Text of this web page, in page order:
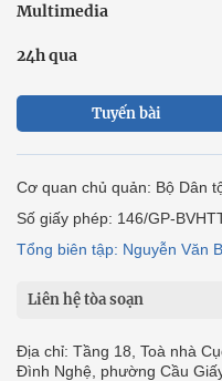
Multimedia
24h qua
Tuyến bài
Cơ quan chủ quản: Bộ Dân
Số giấy phép: 146/GP-
Tổng biên tập: Nguyễn Văn
Liên hệ tòa soạn
Địa chỉ: Tầng 18, Toà nhà
Đình Nghệ, phường Cầu